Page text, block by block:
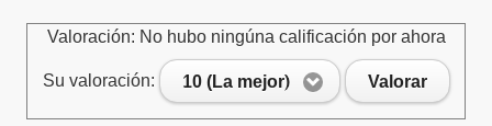
Valoración: No hubo ningúna calificación por ahora
Su valoración: 10 (La mejor) Valorar